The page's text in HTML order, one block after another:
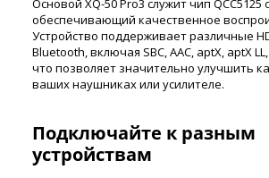
обеспечивающий качественное
Устройство поддерживает различные
Bluetooth, включая SBC, AAC, aptX, aptX LL,
что позволяет значительно улучшить
ваших наушниках или усилителе.
Подключайте к разным
устройствам